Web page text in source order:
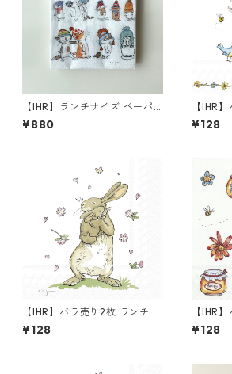
【IHR】ランチサイズ ペーパ
ーナプキン CATS WITH HATS
ホワイト Anita Jeram 20枚
¥880
【IHR
イズ ペ
ER
¥128
【IHR】バラ売り2枚 ランチサ
イズ ペーパーナプキン FORE
VER TOGETHER ホワイト Ani
¥128
【IHR
サイズ
¥128